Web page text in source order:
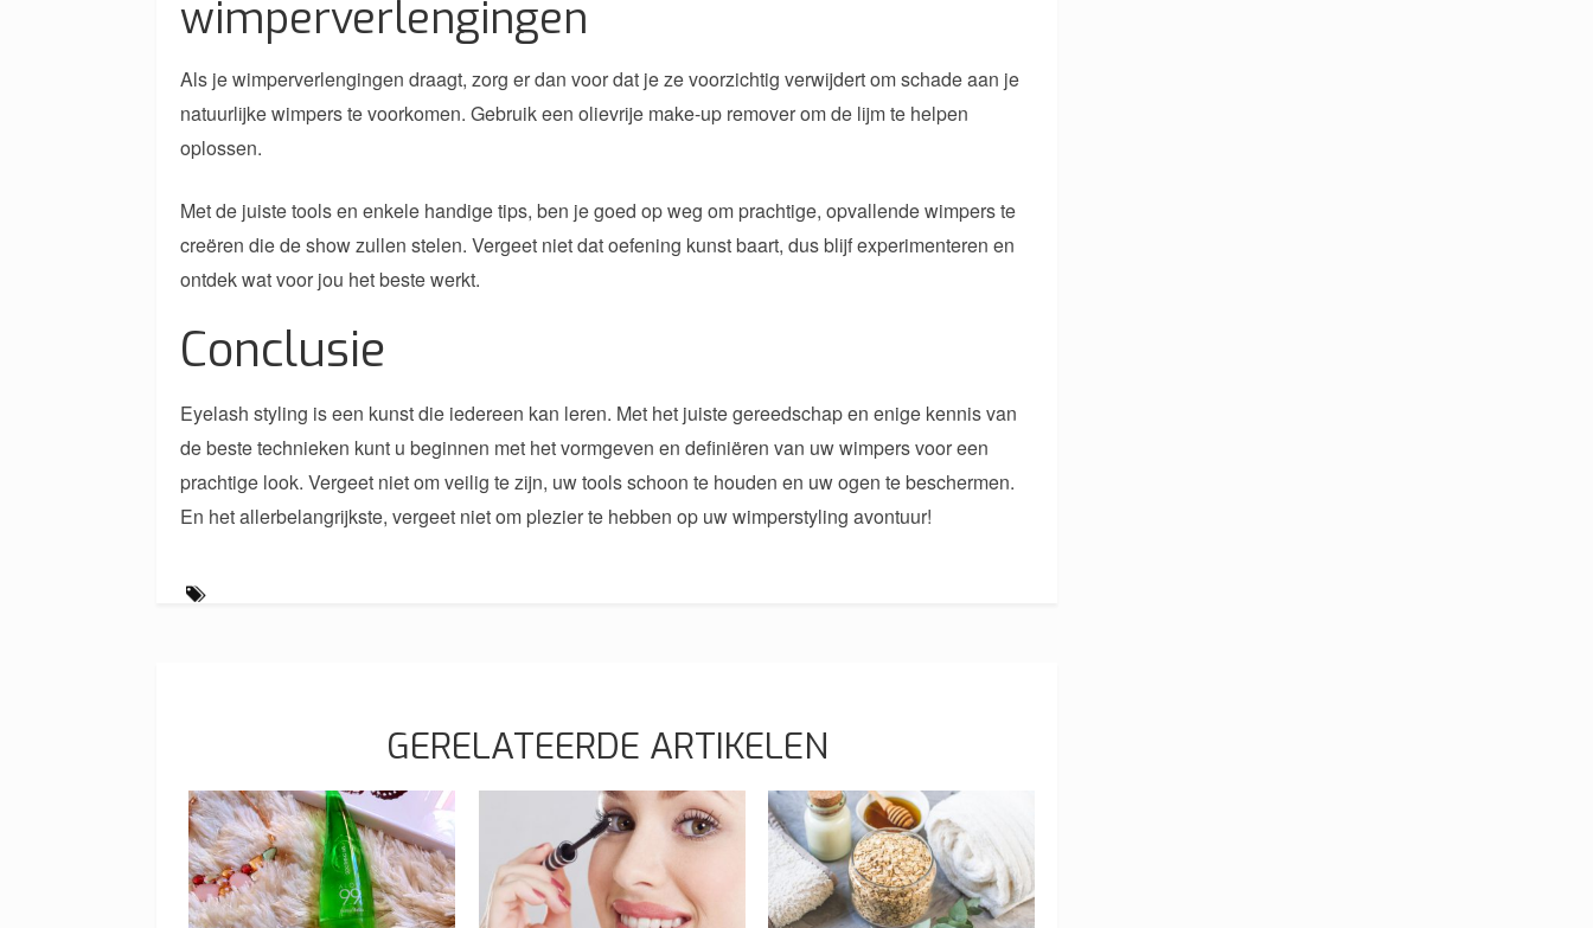
wimperverlengingen
Als je wimperverlengingen draagt, zorg er dan voor dat je ze voorzichtig verwijdert om schade aan je
natuurlijke wimpers te voorkomen. Gebruik een olievrije make-up remover om de lijm te helpen
oplossen.
Met de juiste tools en enkele handige tips, ben je goed op weg om prachtige, opvallende wimpers te
creëren die de show zullen stelen. Vergeet niet dat oefening kunst baart, dus blijf experimenteren en
ontdek wat voor jou het beste werkt.
Conclusie
Eyelash styling is een kunst die iedereen kan leren. Met het juiste gereedschap en enige kennis van
de beste technieken kunt u beginnen met het vormgeven en definiëren van uw wimpers voor een
prachtige look. Vergeet niet om veilig te zijn, uw tools schoon te houden en uw ogen te beschermen.
En het allerbelangrijkste, vergeet niet om plezier te hebben op uw wimperstyling avontuur!
GERELATEERDE ARTIKELEN